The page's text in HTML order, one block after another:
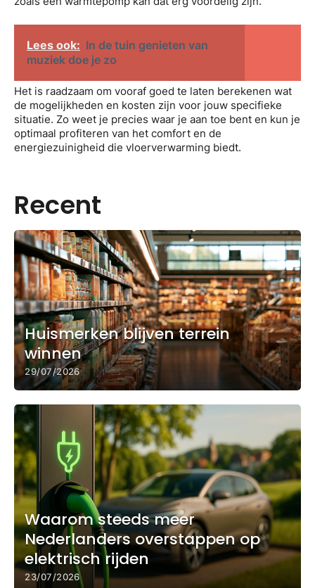
Lees ook: In de tuin genieten van
muziek doe je zo
Het is raadzaam om vooraf goed te laten berekenen wat
de mogelijkheden en kosten zijn voor jouw specifieke
situatie. Zo weet je precies waar je aan toe bent en kun je
optimaal profiteren van het comfort en de
energiezuinigheid die vloerverwarming biedt.
Recent
Huismerken blijven terrein
winnen
29/07/2026
Waarom steeds meer
Nederlanders overstappen op
elektrisch rijden
23/07/2026